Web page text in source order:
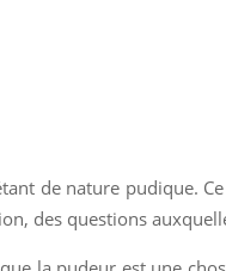
de nature pudique.
des questions